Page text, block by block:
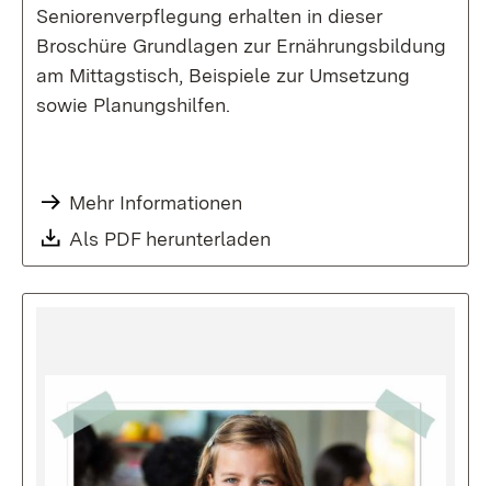
Seniorenverpflegung erhalten in dieser
Broschüre Grundlagen zur Ernährungsbildung
am Mittagstisch, Beispiele zur Umsetzung
sowie Planungshilfen.
Mehr Informationen
Download:
Als PDF herunterladen